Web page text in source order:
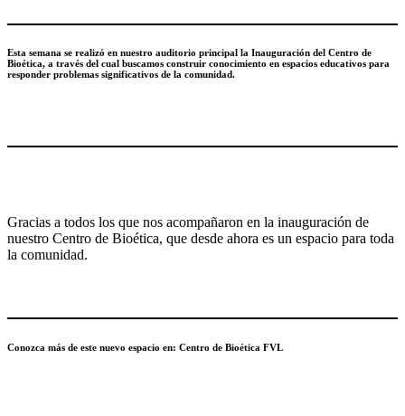
Esta semana se realizó en nuestro auditorio principal la Inauguración del Centro de
Bioética, a través del cual buscamos construir conocimiento en espacios educativos para
responder problemas significativos de la comunidad.
Gracias a todos los que nos acompañaron en la inauguración de
nuestro Centro de Bioética, que desde ahora es un espacio para toda
la comunidad.
Conozca más de este nuevo espacio en: Centro de Bioética FVL